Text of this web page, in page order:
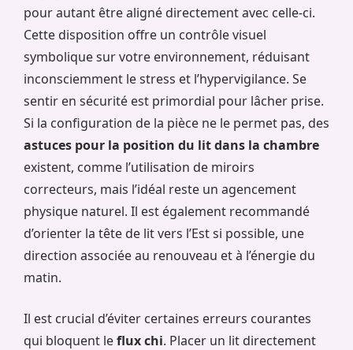
pour autant être aligné directement avec celle-ci.
Cette disposition offre un contrôle visuel
symbolique sur votre environnement, réduisant
inconsciemment le stress et l’hypervigilance. Se
sentir en sécurité est primordial pour lâcher prise.
Si la configuration de la pièce ne le permet pas, des
astuces pour la position du lit dans la chambre
existent, comme l’utilisation de miroirs
correcteurs, mais l’idéal reste un agencement
physique naturel. Il est également recommandé
d’orienter la tête de lit vers l’Est si possible, une
direction associée au renouveau et à l’énergie du
matin.
Il est crucial d’éviter certaines erreurs courantes
qui bloquent leflux chi. Placer un lit directement